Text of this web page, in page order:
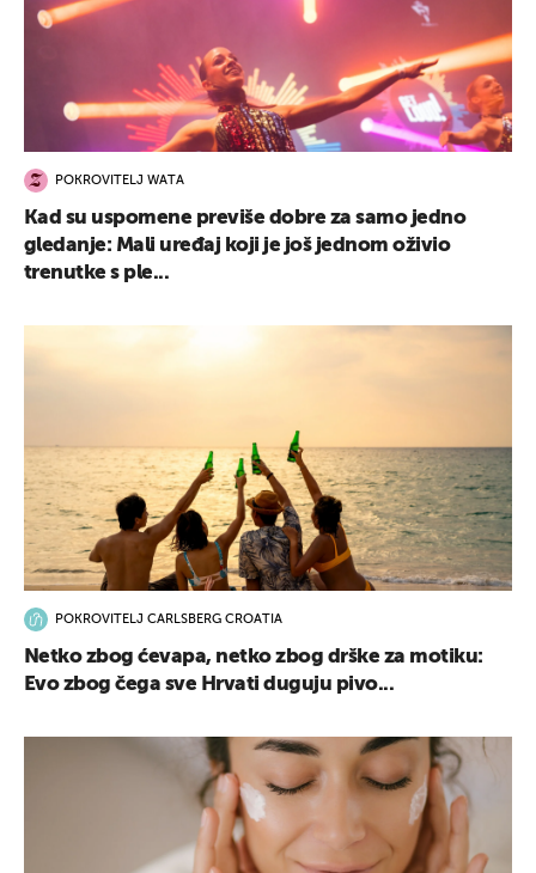
POKROVITELJ WATA
Kad su uspomene previše dobre za samo jedno
gledanje: Mali uređaj koji je još jednom oživio
trenutke s ple...
POKROVITELJ CARLSBERG CROATIA
Netko zbog ćevapa, netko zbog drške za motiku:
Evo zbog čega sve Hrvati duguju pivo...